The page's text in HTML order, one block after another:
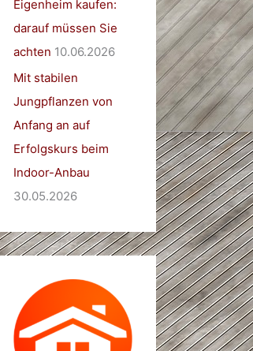
Eigenheim kaufen:
darauf müssen Sie
achten 10.06.2026
Mit stabilen
Jungpflanzen von
Anfang an auf
Erfolgskurs beim
Indoor-Anbau
30.05.2026